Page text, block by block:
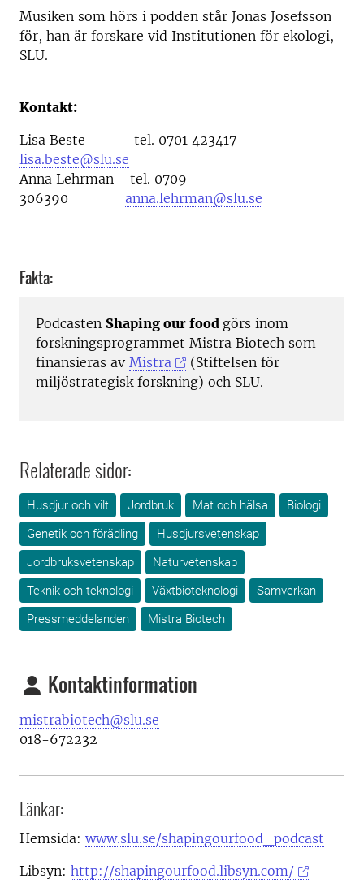
Musiken som hörs i podden står Jonas Josefsson
för, han är forskare vid Institutionen för ekologi,
SLU.
Kontakt:
Lisa Beste tel. 0701 423417
lisa.beste@slu.se
Anna Lehrman tel. 0709
306390 anna.lehrman@slu.se
Fakta:
Podcasten Shaping our food görs inom
forskningsprogrammet Mistra Biotech som
finansieras av Mistra
(Stiftelsen för
miljöstrategisk forskning) och SLU.
Relaterade sidor:
Husdjur och vilt Jordbruk Mat och hälsa
Biologi
Genetik och förädling
Husdjursvetenskap
Jordbruksvetenskap
Naturvetenskap
Teknik och teknologi
Växtbioteknologi
Samverkan
Pressmeddelanden
Mistra Biotech
Kontaktinformation
mistrabiotech@slu.se
018-672232
Länkar:
Hemsida: www.slu.se/shapingourfood_podcast
Libsyn: http://shapingourfood.libsyn.com/